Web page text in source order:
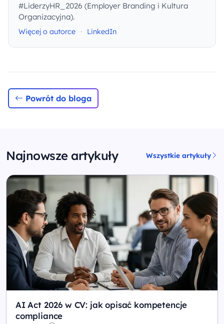
#LiderzyHR_2026 (Employer Branding i Kultura
Organizacyjna).
Więcej o autorce · LinkedIn
Powrót do bloga
Najnowsze artykuły Wszystkie artykuły
AI Act 2026 w CV: jak opisać kompetencje
compliance